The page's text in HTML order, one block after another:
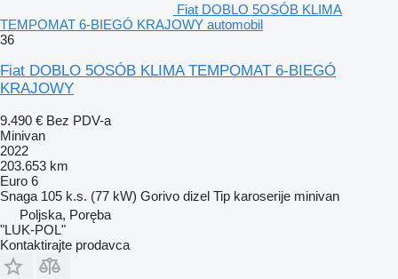
Fiat DOBLO 5OSÓB KLIMA
TEMPOMAT 6-BIEGÓ KRAJOWY automobil
36
Fiat DOBLO 5OSÓB KLIMA TEMPOMAT 6-BIEGÓ
KRAJOWY
9.490 € Bez PDV-a
Minivan
2022
203.653 km
Euro 6
Snaga 105 k.s. (77 kW) Gorivo dizel Tip karoserije minivan
Poljska, Poręba
"LUK-POL"
Kontaktirajte prodavca